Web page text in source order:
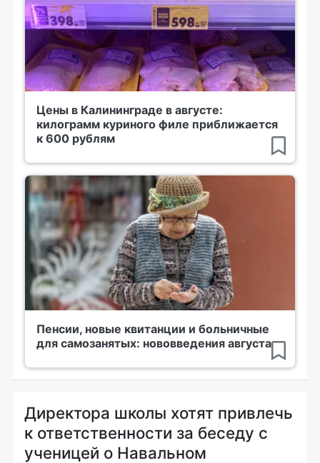
Цены в Калининграде в августе:
килограмм куриного филе приближается
к 600 рублям
Пенсии, новые квитанции и больничные
для самозанятых: нововведения августа
Директора школы хотят привлечь
к ответственности за беседу с
ученицей о Навальном